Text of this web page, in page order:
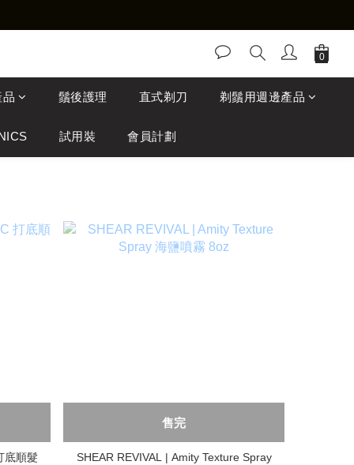
鬚後護理 直式剃刀 剃鬚用週邊產品
試用裝 會員計劃
底順髮
售完
SHEAR REVIVAL | Amity Texture Spray